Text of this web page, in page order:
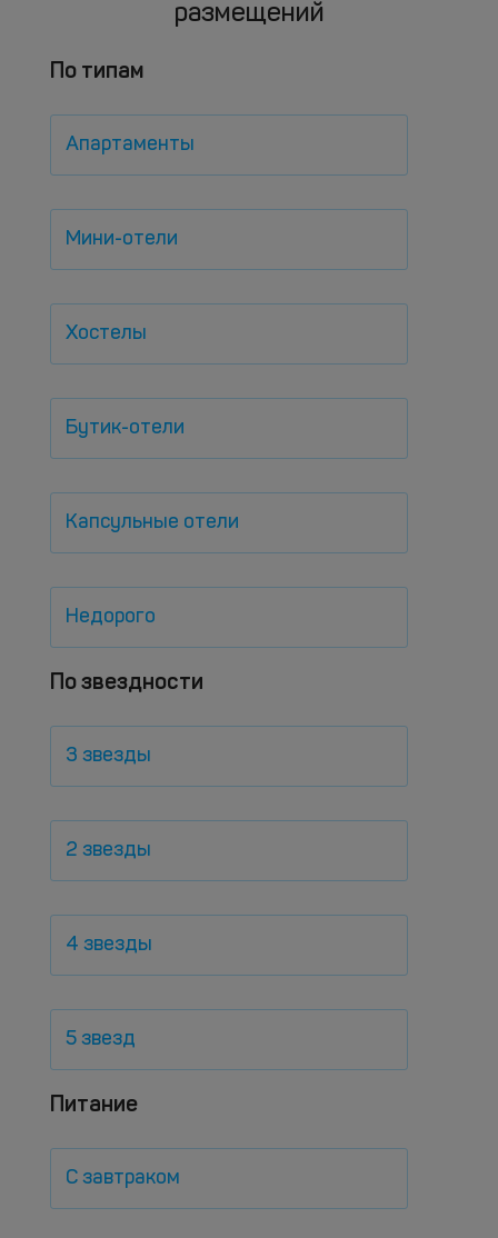
размещений
По типам
Апартаменты
Мини-отели
Хостелы
Бутик-отели
Капсульные отели
Недорого
По звездности
3 звезды
2 звезды
4 звезды
5 звезд
Питание
С завтраком